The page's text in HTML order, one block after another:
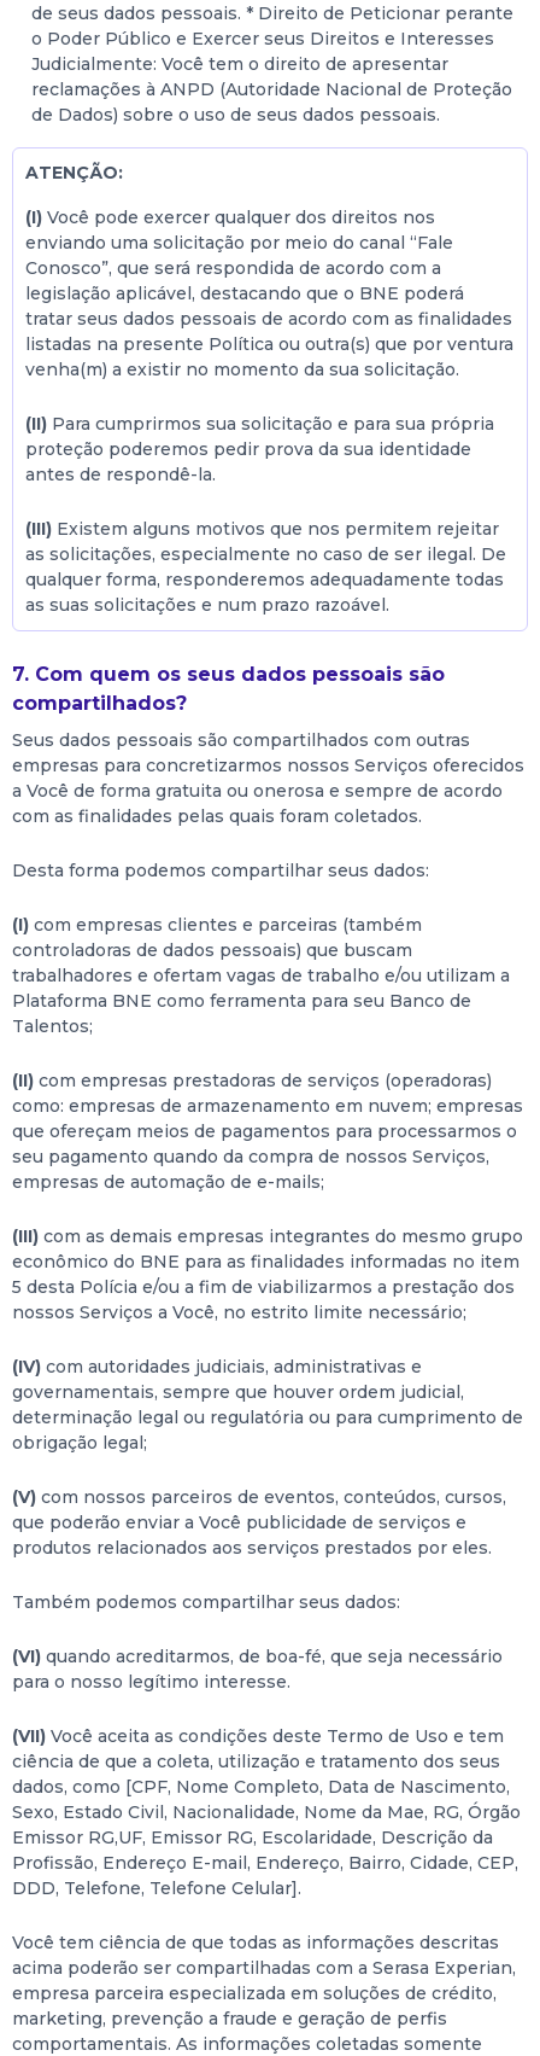
de seus dados pessoais. * Direito de Peticionar perante
o Poder Público e Exercer seus Direitos e Interesses
Judicialmente: Você tem o direito de apresentar
reclamações à ANPD (Autoridade Nacional de Proteção
de Dados) sobre o uso de seus dados pessoais.
ATENÇÃO:
(I) Você pode exercer qualquer dos direitos nos
enviando uma solicitação por meio do canal “Fale
Conosco”, que será respondida de acordo com a
legislação aplicável, destacando que o BNE poderá
tratar seus dados pessoais de acordo com as finalidades
listadas na presente Política ou outra(s) que por ventura
venha(m) a existir no momento da sua solicitação.
(II) Para cumprirmos sua solicitação e para sua própria
proteção poderemos pedir prova da sua identidade
antes de respondê-la.
(III) Existem alguns motivos que nos permitem rejeitar
as solicitações, especialmente no caso de ser ilegal. De
qualquer forma, responderemos adequadamente todas
as suas solicitações e num prazo razoável.
7. Com quem os seus dados pessoais são
compartilhados?
Seus dados pessoais são compartilhados com outras
empresas para concretizarmos nossos Serviços oferecidos
a Você de forma gratuita ou onerosa e sempre de acordo
com as finalidades pelas quais foram coletados.
Desta forma podemos compartilhar seus dados:
(I) com empresas clientes e parceiras (também
controladoras de dados pessoais) que buscam
trabalhadores e ofertam vagas de trabalho e/ou utilizam a
Plataforma BNE como ferramenta para seu Banco de
Talentos;
(II) com empresas prestadoras de serviços (operadoras)
como: empresas de armazenamento em nuvem; empresas
que ofereçam meios de pagamentos para processarmos o
seu pagamento quando da compra de nossos Serviços,
empresas de automação de e-mails;
(III) com as demais empresas integrantes do mesmo grupo
econômico do BNE para as finalidades informadas no item
5 desta Polícia e/ou a fim de viabilizarmos a prestação dos
nossos Serviços a Você, no estrito limite necessário;
(IV) com autoridades judiciais, administrativas e
governamentais, sempre que houver ordem judicial,
determinação legal ou regulatória ou para cumprimento de
obrigação legal;
(V) com nossos parceiros de eventos, conteúdos, cursos,
que poderão enviar a Você publicidade de serviços e
produtos relacionados aos serviços prestados por eles.
Também podemos compartilhar seus dados:
(VI) quando acreditarmos, de boa-fé, que seja necessário
para o nosso legítimo interesse.
(VII) Você aceita as condições deste Termo de Uso e tem
ciência de que a coleta, utilização e tratamento dos seus
dados, como [CPF, Nome Completo, Data de Nascimento,
Sexo, Estado Civil, Nacionalidade, Nome da Mae, RG, Órgão
Emissor RG,UF, Emissor RG, Escolaridade, Descrição da
Profissão, Endereço E-mail, Endereço, Bairro, Cidade, CEP,
DDD, Telefone, Telefone Celular].
Você tem ciência de que todas as informações descritas
acima poderão ser compartilhadas com a Serasa Experian,
empresa parceira especializada em soluções de crédito,
marketing, prevenção a fraude e geração de perfis
comportamentais. As informações coletadas somente